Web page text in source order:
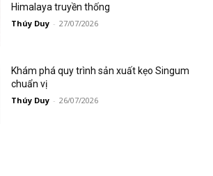
Himalaya truyền thống
Thúy Duy - 27/07/2026
Khám phá quy trình sản xuất kẹo Singum
chuẩn vị
Thúy Duy - 26/07/2026